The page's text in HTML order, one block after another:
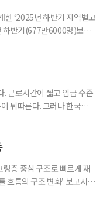
한 ‘2025년 하반기 지역별고
하반기(677만6000명)보다
. 근로시간이 짧고 임금 수준
뒤따른다. 그러나 한국노인
다. 자존감과 건
층 중심 구조로 빠르게 재
흐름의 구조 변화’ 보고서에